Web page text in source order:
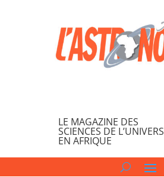
LE MAGAZINE DES
SCIENCES DE L’UNIVERS
EN AFRIQUE